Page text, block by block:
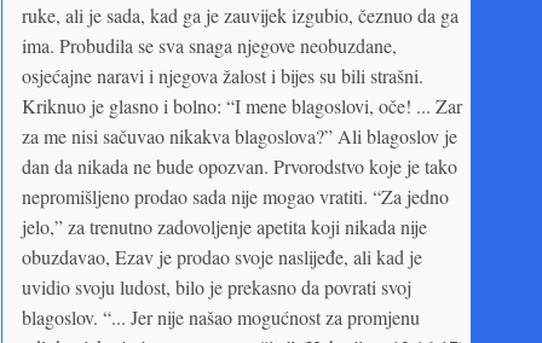
ruke, ali je sada, kad ga je zauvijek izgubio, čeznuo da ga
ima. Probudila se sva snaga njegove neobuzdane,
osjećajne naravi i njegova žalost i bijes su bili strašni.
Kriknuo je glasno i bolno: “I mene blagoslovi, oče! ... Zar
za me nisi sačuvao nikakva blagoslova?” Ali blagoslov je
dan da nikada ne bude opozvan. Prvorodstvo koje je tako
nepromišljeno prodao sada nije mogao vratiti. “Za jedno
jelo,” za trenutno zadovoljenje apetita koji nikada nije
obuzdavao, Ezav je prodao svoje naslijeđe, ali kad je
uvidio svoju ludost, bilo je prekasno da povrati svoj
blagoslov. “... Jer nije našao mogućnost za promjenu